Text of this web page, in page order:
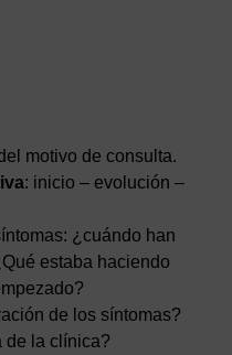
motivo de consulta.
: inicio – evolución –
¿cuándo han
estaba haciendo
de los síntomas?
de la clínica?